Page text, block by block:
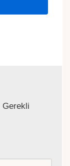
Gerekli